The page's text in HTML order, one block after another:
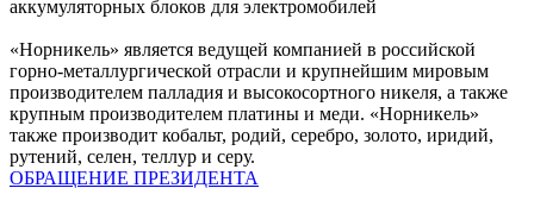
аккумуляторных блоков для электромобилей
«Норникель» является ведущей компанией в российской
горно-металлургической отрасли и крупнейшим мировым
производителем палладия и высокосортного никеля, а также
крупным производителем платины и меди. «Норникель»
также производит кобальт, родий, серебро, золото, иридий,
рутений, селен, теллур и серу.
ОБРАЩЕНИЕ ПРЕЗИДЕНТА